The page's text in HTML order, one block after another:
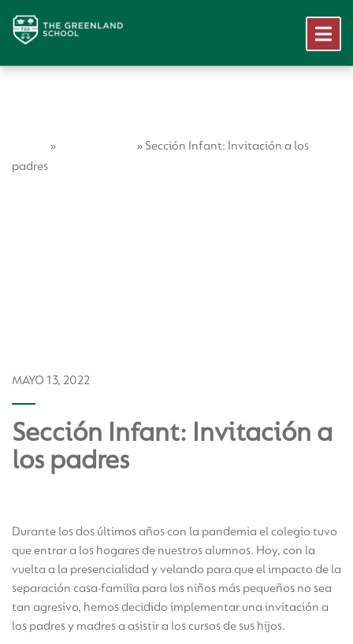
» » Sección Infant: Invitación a los
padres
MAYO 13, 2022
Sección Infant: Invitación a
los padres
Durante los dos últimos años con la pandemia el colegio tuvo
que entrar a los hogares de nuestros alumnos. Hoy, con la
vuelta a la presencialidad y velando para que el impacto de la
separación casa-familia para los niños más pequeños no sea
tan agresivo, hemos decidido implementar una invitación a
los padres y madres a asistir a los cursos de sus hijos.